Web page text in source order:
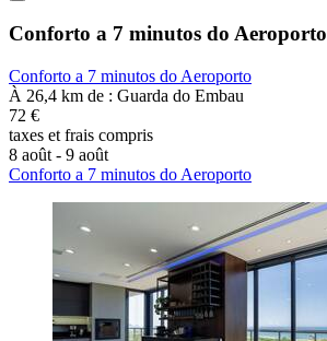
Conforto a 7 minutos do Aeroporto
Conforto a 7 minutos do Aeroporto
À 26,4 km de : Guarda do Embau
72 €
taxes et frais compris
8 août - 9 août
Conforto a 7 minutos do Aeroporto